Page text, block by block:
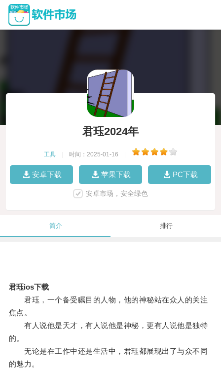
君珏2024年
工具 时间：2025-01-16
安卓下载 苹果下载 PC下载
安卓市场，安全绿色
简介 排行
君珏ios下载
君珏，一个备受瞩目的人物，他的神秘站在众人的关注
焦点。
有人说他是天才，有人说他是神秘，更有人说他是独特
的。
无论是在工作中还是生活中，君珏都展现出了与众不同
的魅力。